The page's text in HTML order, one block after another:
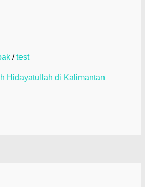
/test
Hidayatullah di Kalimantan